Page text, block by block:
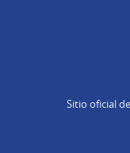
Sitio oficial